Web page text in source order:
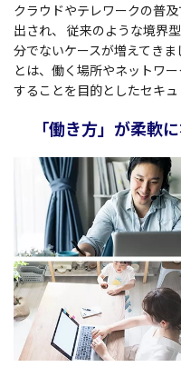
クラウドやテレワークの普及
出され、 従来のような境界型
分でないケースが増えてきま
とは、働く 場所やネットワー
することを目的としたセキ
「働き方」が柔軟